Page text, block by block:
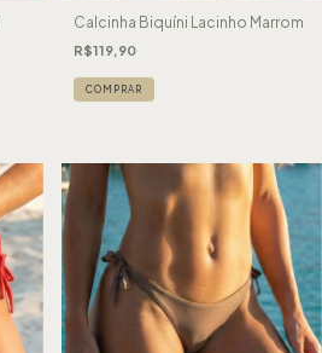
Calcinha Biquíni Lacinho Marrom
R$119,90
COMPRAR